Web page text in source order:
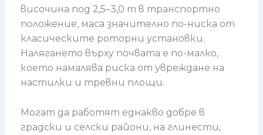
височина под 2,5–3,0 m в транспортно
положение, маса значително по-ниска от
класическите роторни установки.
Налягането върху почвата е по-малко,
което намалява риска от увреждане на
настилки и тревни площи.
Могат да работят еднакво добре в
градски и селски райони, на глинести,